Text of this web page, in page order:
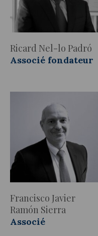
Ricard Nel-lo Padró
Associé fondateur
Francisco Javier
Ramón Sierra
Associé